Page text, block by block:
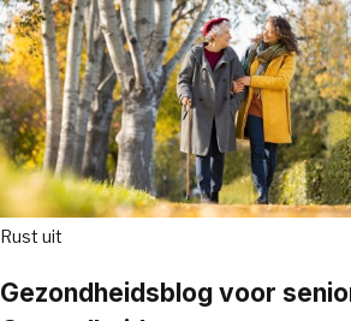
Rust uit
Gezondheidsblog voor